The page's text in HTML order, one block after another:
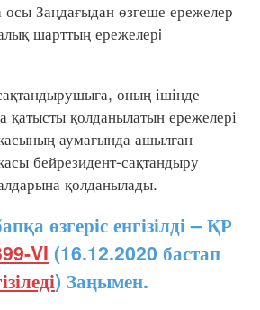
Заңдағыдан өзгеше ережелер
шарттың ережелерi
оның ішінде
қолданылатын ережелері
аумағында ашылған
бейрезидент-сақтандыру
қолданылады.
өзгеріс енгізілді – ҚР
VI (16.12.2020 бастап
) Заңымен.